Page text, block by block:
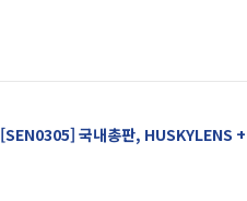
국내총판, HUSKYLENS